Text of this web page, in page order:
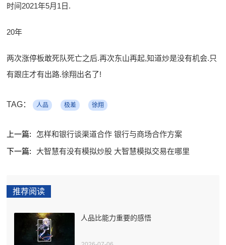
时间2021年5月1日.
20年
两次涨停板敢死队死亡之后.再次东山再起,知道炒是没有机会.只
有跟庄才有出路.徐翔出名了!
TAG： 人品 极差 徐翔
上一篇:
怎样和银行谈渠道合作 银行与商场合作方案
下一篇:
大智慧有没有模拟炒股 大智慧模拟交易在哪里
推荐阅读
人品比能力重要的感悟